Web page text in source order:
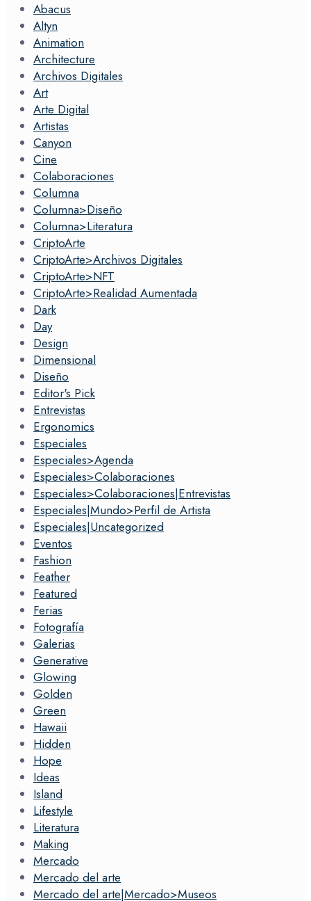
Abacus
Altyn
Animation
Architecture
Archivos Digitales
Art
Arte Digital
Artistas
Canyon
Cine
Colaboraciones
Columna
Columna>Diseño
Columna>Literatura
CriptoArte
CriptoArte>Archivos Digitales
CriptoArte>NFT
CriptoArte>Realidad Aumentada
Dark
Day
Design
Dimensional
Diseño
Editor's Pick
Entrevistas
Ergonomics
Especiales
Especiales>Agenda
Especiales>Colaboraciones
Especiales>Colaboraciones|Entrevistas
Especiales|Mundo>Perfil de Artista
Especiales|Uncategorized
Eventos
Fashion
Feather
Featured
Ferias
Fotografía
Galerias
Generative
Glowing
Golden
Green
Hawaii
Hidden
Hope
Ideas
Island
Lifestyle
Literatura
Making
Mercado
Mercado del arte
Mercado del arte|Mercado>Museos